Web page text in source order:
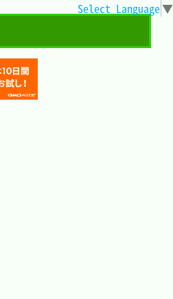
Select Language▼